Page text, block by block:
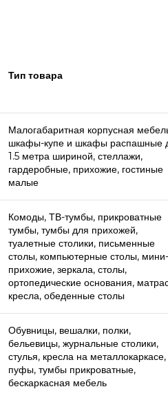
Тип товара
Малогабаритная корпусная
шкафы-купе и шкафы распашные
1.5 метра шириной, стеллажи,
гардеробные, прихожие, гостиные
малые
Комоды, ТВ-тумбы, прикроватные
тумбы, тумбы для прихожей,
туалетные столики, письменные
столы, компьютерные столы, мини-
прихожие, зеркала, столы,
ортопедические основания,
кресла, обеденные столы
Обувницы, вешалки, полки,
бельевицы, журнальные столики,
стулья, кресла на металлокаркасе,
пуфы, тумбы прикроватные,
бескаркасная мебель